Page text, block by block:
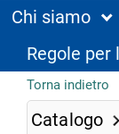
Chi siamo
Regole per
Torna indietro
Catalogo